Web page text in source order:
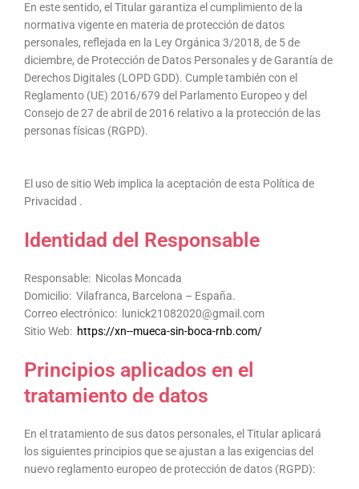
En este sentido, el Titular garantiza el cumplimiento de la
normativa vigente en materia de protección de datos
personales, reflejada en la Ley Orgánica 3/2018, de 5 de
diciembre, de Protección de Datos Personales y de Garantía de
Derechos Digitales (LOPD GDD). Cumple también con el
Reglamento (UE) 2016/679 del Parlamento Europeo y del
Consejo de 27 de abril de 2016 relativo a la protección de las
personas físicas (RGPD).
El uso de sitio Web implica la aceptación de esta Política de
Privacidad .
Identidad del Responsable
Responsable: Nicolas Moncada
Domicilio: Vilafranca, Barcelona – España.
Correo electrónico: lunick21082020@gmail.com
Sitio Web: https://xn--mueca-sin-boca-rnb.com/
Principios aplicados en el
tratamiento de datos
En el tratamiento de sus datos personales, el Titular aplicará
los siguientes principios que se ajustan a las exigencias del
nuevo reglamento europeo de protección de datos (RGPD):